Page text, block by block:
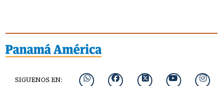
SIGUENOS EN: